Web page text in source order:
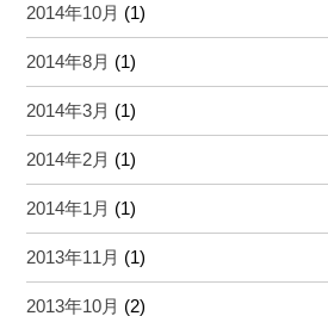
2014年10月 (1)
2014年8月 (1)
2014年3月 (1)
2014年2月 (1)
2014年1月 (1)
2013年11月 (1)
2013年10月 (2)